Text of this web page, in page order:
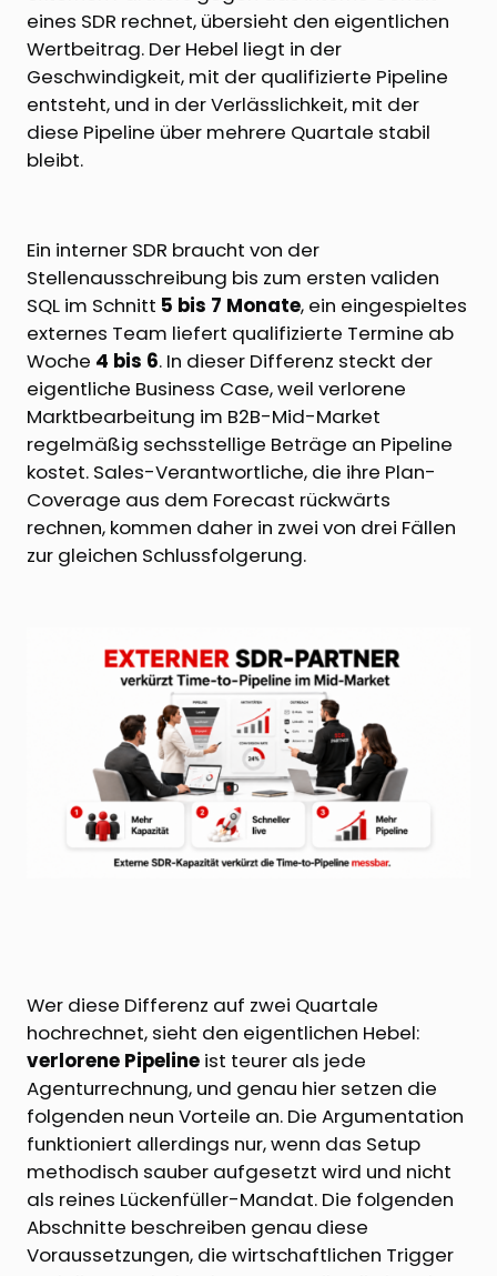
eines SDR rechnet, übersieht den eigentlichen
Wertbeitrag. Der Hebel liegt in der
Geschwindigkeit, mit der qualifizierte Pipeline
entsteht, und in der Verlässlichkeit, mit der
diese Pipeline über mehrere Quartale stabil
bleibt.
Ein interner SDR braucht von der
Stellenausschreibung bis zum ersten validen
SQL im Schnitt 5 bis 7 Monate, ein eingespieltes
externes Team liefert qualifizierte Termine ab
Woche 4 bis 6. In dieser Differenz steckt der
eigentliche Business Case, weil verlorene
Marktbearbeitung im B2B-Mid-Market
regelmäßig sechsstellige Beträge an Pipeline
kostet. Sales-Verantwortliche, die ihre Plan-
Coverage aus dem Forecast rückwärts
rechnen, kommen daher in zwei von drei Fällen
zur gleichen Schlussfolgerung.
Wer diese Differenz auf zwei Quartale
hochrechnet, sieht den eigentlichen Hebel:
verlorene Pipeline ist teurer als jede
Agenturrechnung, und genau hier setzen die
folgenden neun Vorteile an. Die Argumentation
funktioniert allerdings nur, wenn das Setup
methodisch sauber aufgesetzt wird und nicht
als reines Lückenfüller-Mandat. Die folgenden
Abschnitte beschreiben genau diese
Voraussetzungen, die wirtschaftlichen Trigger